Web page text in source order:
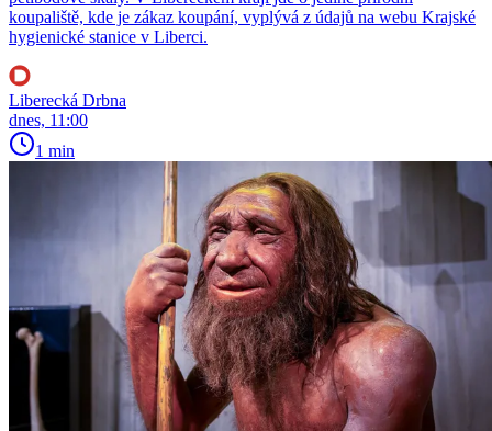
koupaliště, kde je zákaz koupání, vyplývá z údajů na webu Krajské
hygienické stanice v Liberci.
Liberecká Drbna
dnes, 11:00
1 min